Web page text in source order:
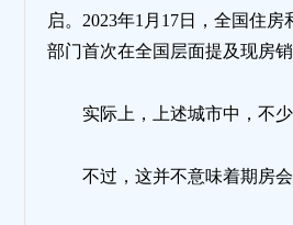
启。2023年1月17日，全国住
部门首次在全国层面提及现房
实际上，上述城市中，不
不过，这并不意味着期房